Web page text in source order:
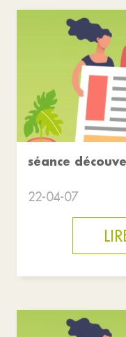
séance
22-04-07